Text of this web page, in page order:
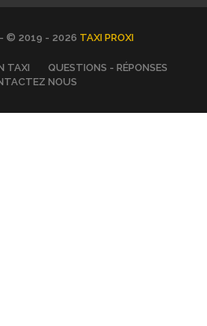
- © 2019 - 2026 TAXI PROXI
TAXI
QUESTIONS - RÉPONSES
NOUS